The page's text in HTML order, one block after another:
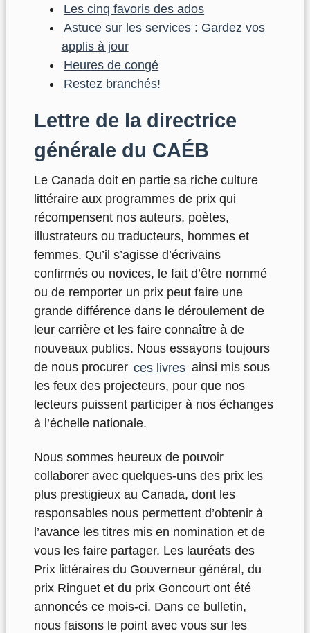
Les cinq favoris des ados
Astuce sur les services : Gardez vos
applis à jour
Heures de congé
Restez branchés!
Lettre de la directrice
générale du CAÉB
Le Canada doit en partie sa riche culture
littéraire aux programmes de prix qui
récompensent nos auteurs, poètes,
illustrateurs ou traducteurs, hommes et
femmes. Qu’il s’agisse d’écrivains
confirmés ou novices, le fait d’être nommé
ou de remporter un prix peut faire une
grande différence dans le déroulement de
leur carrière et les faire connaître à de
nouveaux publics. Nous essayons toujours
de nous procurer ces livres ainsi mis sous
les feux des projecteurs, pour que nos
lecteurs puissent participer à nos échanges
à l’échelle nationale.
Nous sommes heureux de pouvoir
collaborer avec quelques-uns des prix les
plus prestigieux au Canada, dont les
responsables nous permettent d’obtenir à
l’avance les titres mis en nomination et de
vous les faire partager. Les lauréats des
Prix littéraires du Gouverneur général, du
prix Ringuet et du prix Goncourt ont été
annoncés ce mois-ci. Dans ce bulletin,
nous faisons le point avec vous sur les